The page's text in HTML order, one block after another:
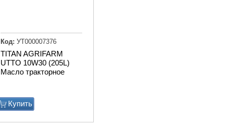
TITAN AGRIFARM
UTTO 10W30 (205L)
Масло тракторное
Купить
Код: УТ000007376